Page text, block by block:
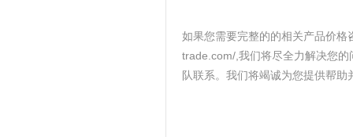
如果您需要完整的的相关产品价
trade.com/,我们将尽全力解决您
队联系。我们将竭诚为您提供帮助